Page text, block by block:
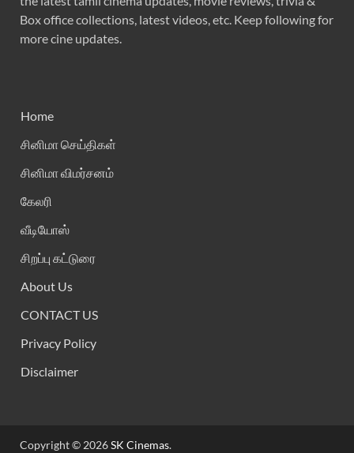
Box office collections, latest videos, etc. Keep following for
more cine updates.
Home
சினிமா செய்திகள்
சினிமா விமர்சனம்
கேலரி
வீடியோஸ்
சிறப்பு கட்டுரை
About Us
CONTACT US
Privacy Policy
Disclaimer
Copyright © 2026SK Cinemas.